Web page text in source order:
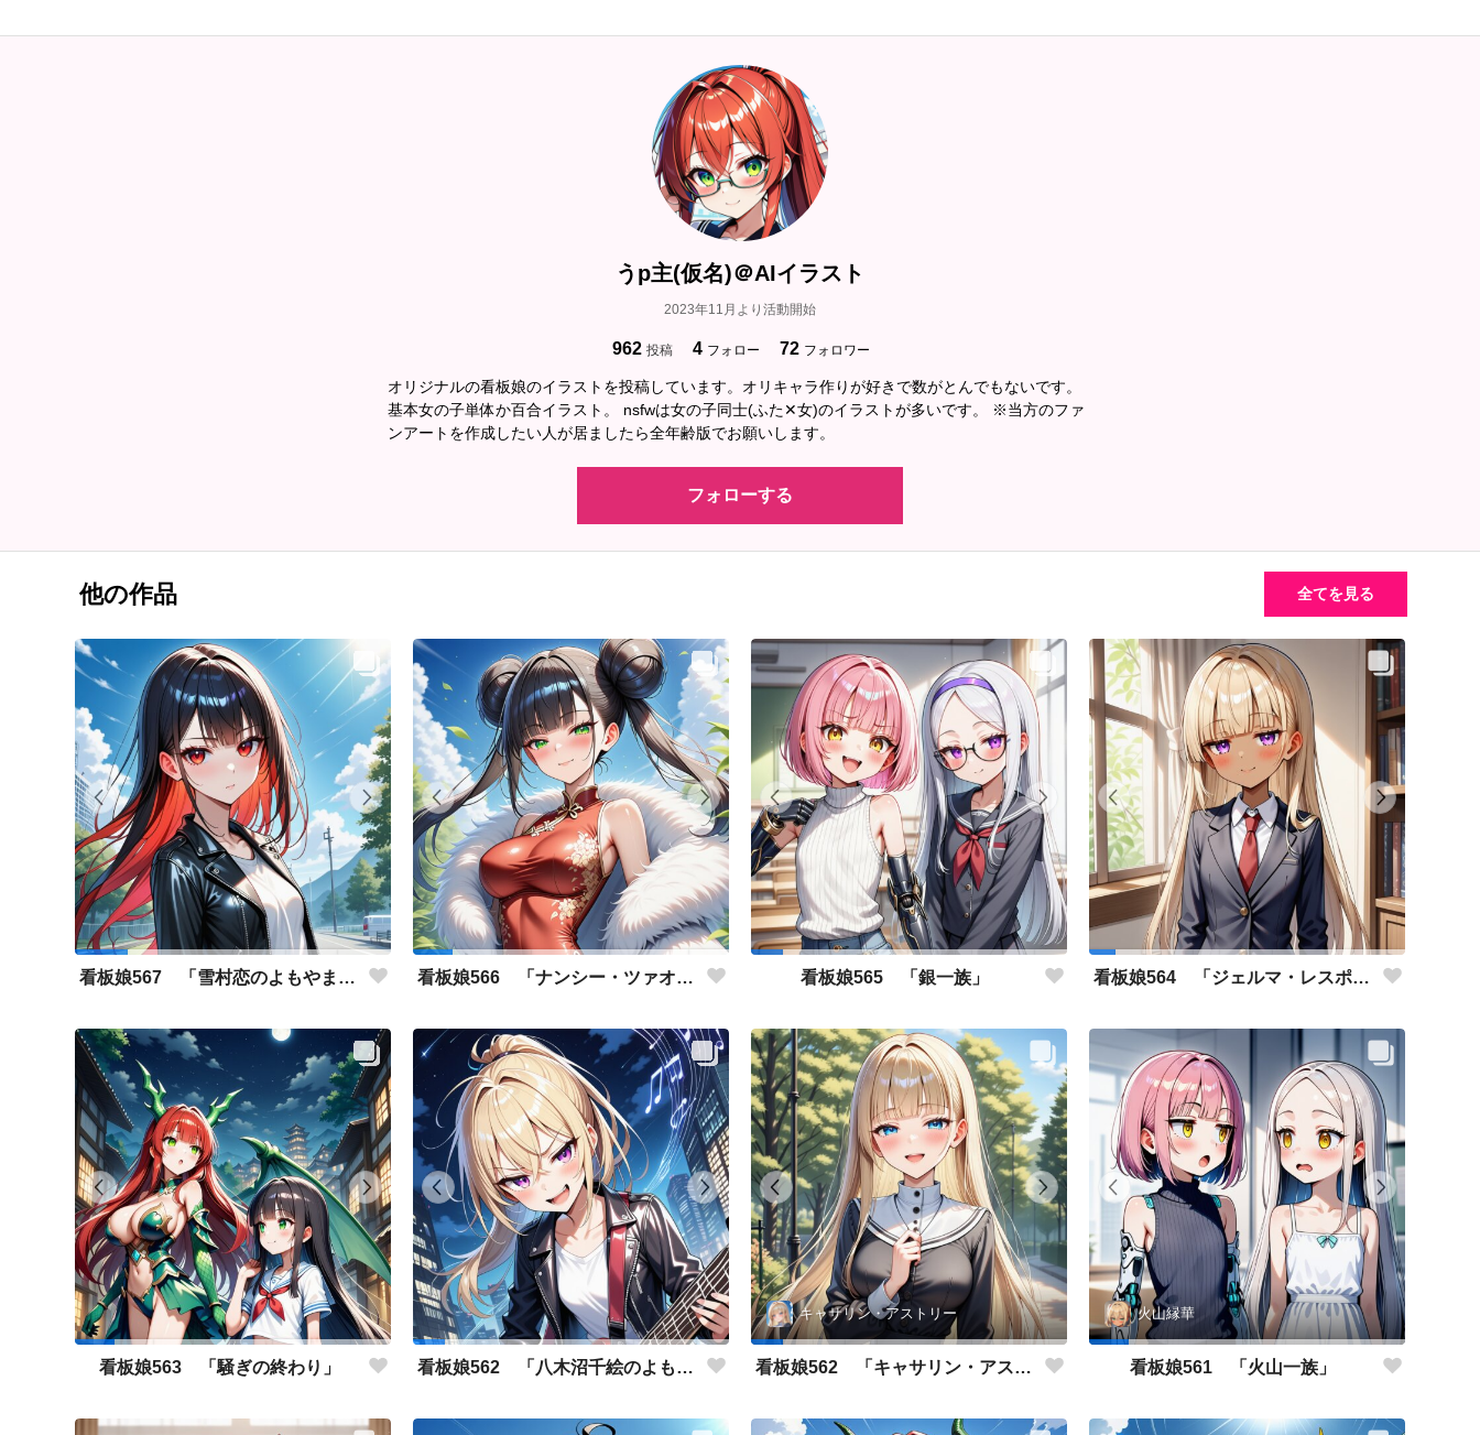
うp主(仮名)＠AIイラスト
2023年11月より活動開始
962 投稿 4 フォロー 72 フォロワー
オリジナルの看板娘のイラストを投稿しています。オリキャラ作りが好きで数がとんでもないです。
基本女の子単体か百合イラスト。 nsfwは女の子同士(ふた✕女)のイラストが多いです。 ※当方のファ
ンアートを作成したい人が居ましたら全年齢版でお願いします。
フォローする
他の作品 全てを見る
看板娘567 「雪村恋のよもやま話」 看板娘566 「ナンシー・ツァオのよもやま話」 看板娘565 「銀一族」 看板娘564 「ジェルマ・レスポストン・八百のよもやま話」
看板娘563 「騒ぎの終わり」 看板娘562 「八木沼千絵のよもやま話」
キャサリン・アストリー
看板娘562 「キャサリン・アストリーのよもやま話」
火山縁華
看板娘561 「火山一族」